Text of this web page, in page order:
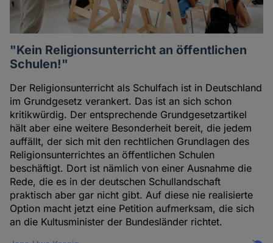
"Kein Religionsunterricht an öffentlichen
Schulen!"
Der Religionsunterricht als Schulfach ist in Deutschland
im Grundgesetz verankert. Das ist an sich schon
kritikwürdig. Der entsprechende Grundgesetzartikel
hält aber eine weitere Besonderheit bereit, die jedem
auffällt, der sich mit den rechtlichen Grundlagen des
Religionsunterrichtes an öffentlichen Schulen
beschäftigt. Dort ist nämlich von einer Ausnahme die
Rede, die es in der deutschen Schullandschaft
praktisch aber gar nicht gibt. Auf diese nie realisierte
Option macht jetzt eine Petition aufmerksam, die sich
an die Kultusminister der Bundesländer richtet.